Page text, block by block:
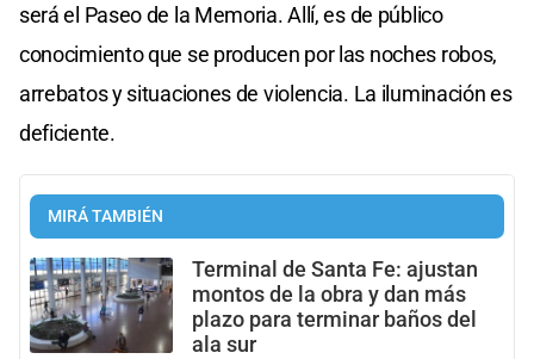
será el Paseo de la Memoria. Allí, es de público
conocimiento que se producen por las noches robos,
arrebatos y situaciones de violencia. La iluminación es
deficiente.
MIRÁ TAMBIÉN
Terminal de Santa Fe: ajustan
montos de la obra y dan más
plazo para terminar baños del
ala sur